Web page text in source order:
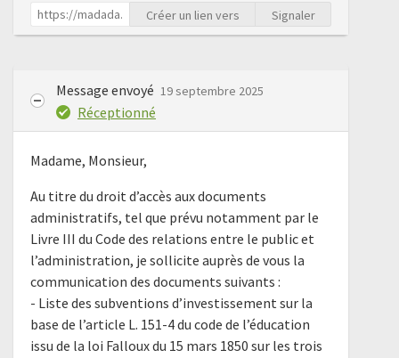
Créer un lien vers Signaler
Message envoyé 19 septembre 2025
Réceptionné
Madame, Monsieur,
Au titre du droit d’accès aux documents
administratifs, tel que prévu notamment par le
Livre III du Code des relations entre le public et
l’administration, je sollicite auprès de vous la
communication des documents suivants :
- Liste des subventions d’investissement sur la
base de l’article L. 151-4 du code de l’éducation
issu de la loi Falloux du 15 mars 1850 sur les trois